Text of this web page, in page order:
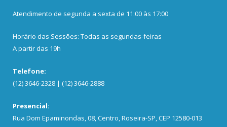
Atendimento de segunda a sexta de 11:00 às 17:00
Horário das Sessões: Todas as segundas-feiras
A partir das 19h
Telefone:
(12) 3646-2328 | (12) 3646-2888
Presencial:
Rua Dom Epaminondas, 08, Centro, Roseira-SP, CEP 12580-013